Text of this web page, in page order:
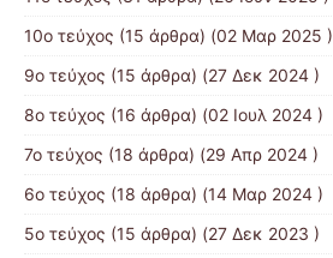
10ο τεύχος (15 άρθρα) (02 Μαρ 2025 )
9ο τεύχος (15 άρθρα) (27 Δεκ 2024 )
8ο τεύχος (16 άρθρα) (02 Ιουλ 2024 )
7ο τεύχος (18 άρθρα) (29 Απρ 2024 )
6ο τεύχος (18 άρθρα) (14 Μαρ 2024 )
5ο τεύχος (15 άρθρα) (27 Δεκ 2023 )